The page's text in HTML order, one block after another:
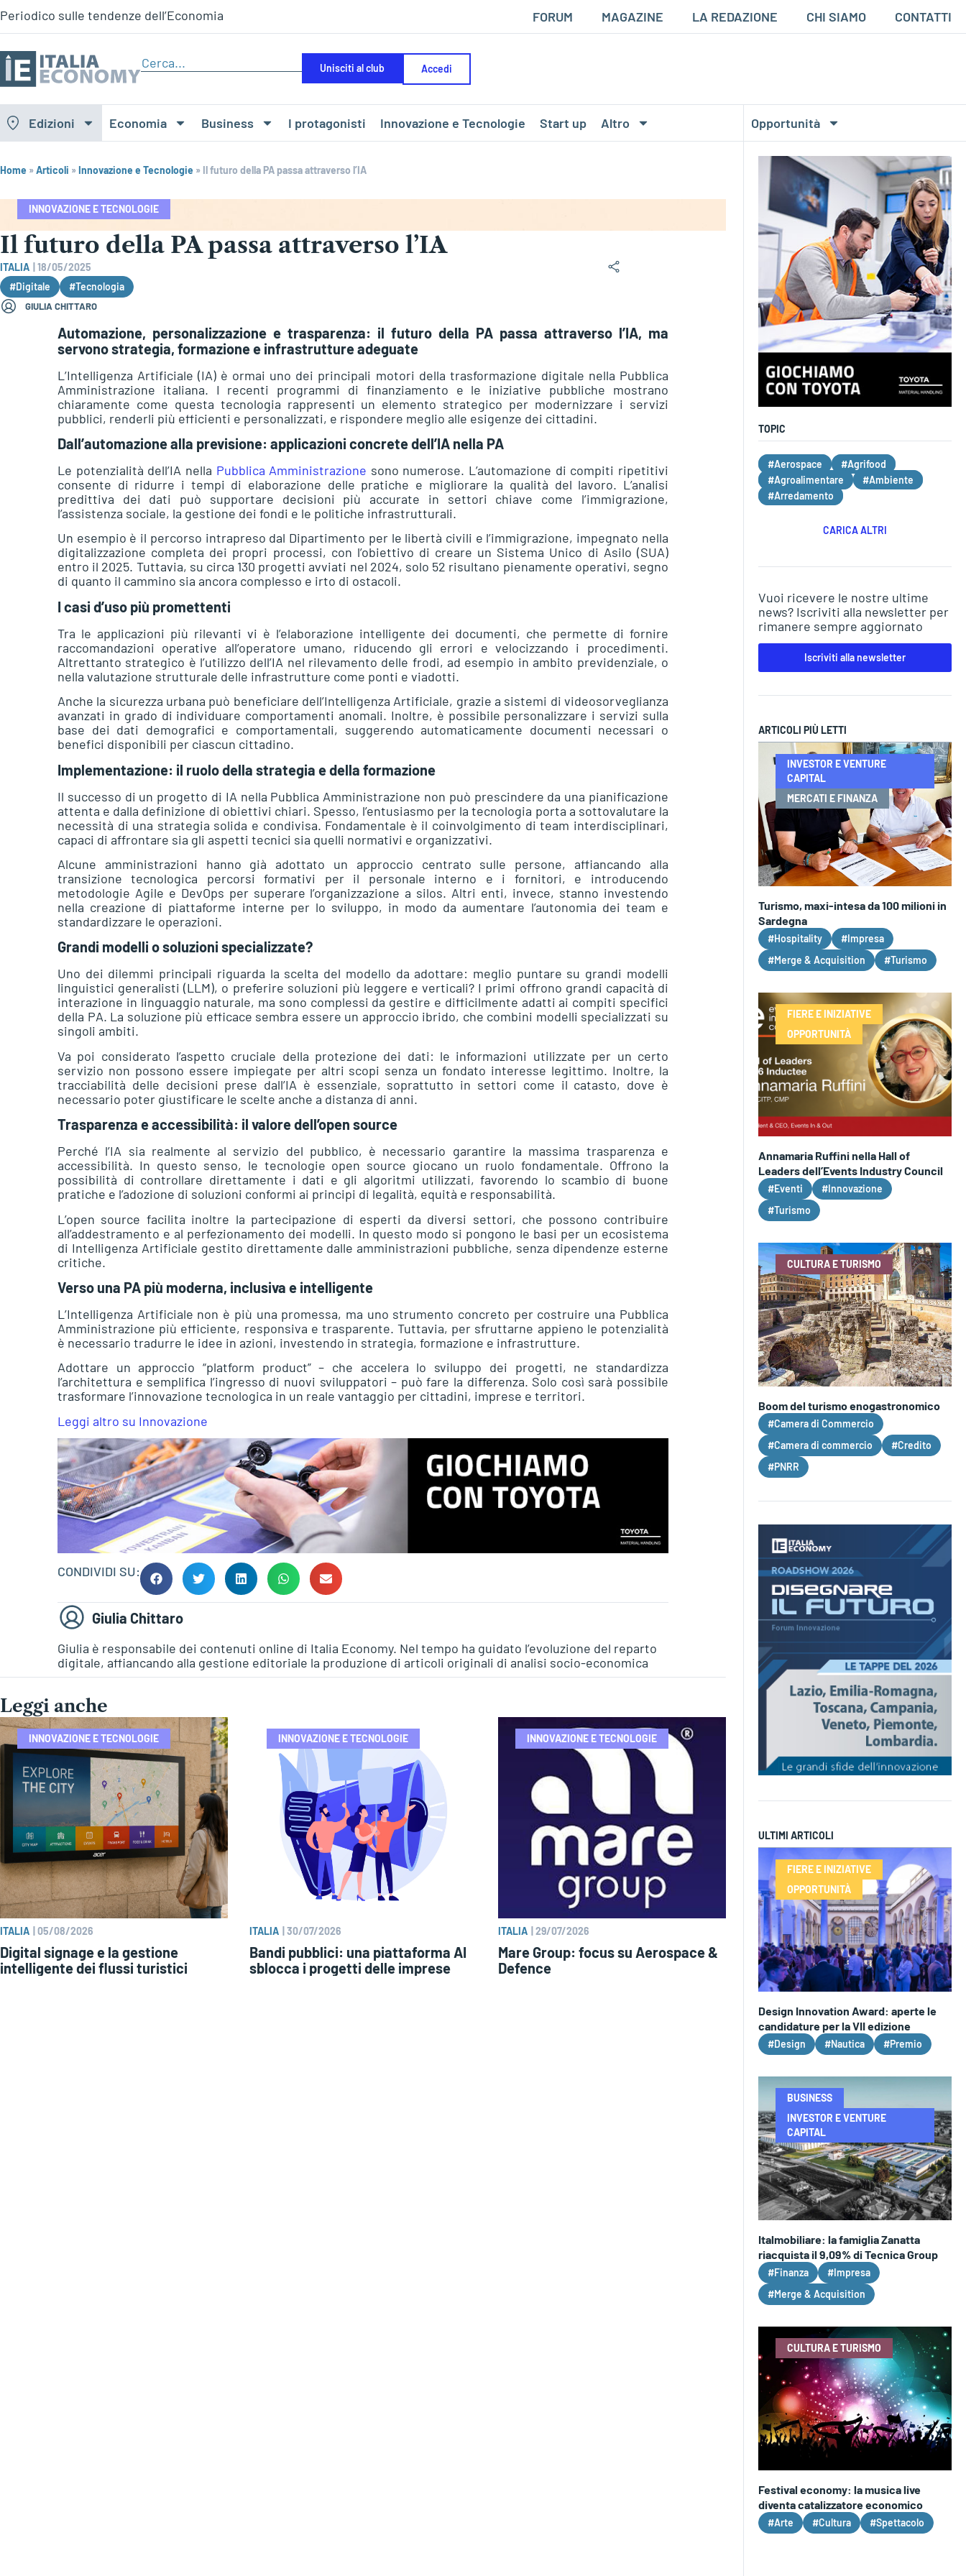
Periodico sulle tendenze dell’Economia FORUM MAGAZINE LA REDAZIONE CHI SIAMO CONTATTI
Unisciti al club Accedi
Edizioni Economia Business I protagonisti Innovazione e Tecnologie Start up Altro Opportunità
Home »Articoli »Innovazione e Tecnologie » Il futuro della PA passa attraverso l’IA
INNOVAZIONE E TECNOLOGIE
Il futuro della PA passa attraverso l’IA
ITALIA
18/05/2025
#Digitale
#Tecnologia
GIULIA CHITTARO
Automazione, personalizzazione e trasparenza: il futuro della PA passa attraverso l’IA, ma
servono strategia, formazione e infrastrutture adeguate
L’Intelligenza Artificiale (IA) è ormai uno dei principali motori della trasformazione digitale nella Pubblica
Amministrazione italiana. I recenti programmi di finanziamento e le iniziative pubbliche mostrano
chiaramente come questa tecnologia rappresenti un elemento strategico per modernizzare i servizi
pubblici, renderli più efficienti e personalizzati, e rispondere meglio alle esigenze dei cittadini.
Dall’automazione alla previsione: applicazioni concrete dell’IA nella PA
Le potenzialità dell’IA nella Pubblica Amministrazione sono numerose. L’automazione di compiti ripetitivi
consente di ridurre i tempi di elaborazione delle pratiche e migliorare la qualità del lavoro. L’analisi
predittiva dei dati può supportare decisioni più accurate in settori chiave come l’immigrazione,
l’assistenza sociale, la gestione dei fondi e le politiche infrastrutturali.
Un esempio è il percorso intrapreso dal Dipartimento per le libertà civili e l’immigrazione, impegnato nella
digitalizzazione completa dei propri processi, con l’obiettivo di creare un Sistema Unico di Asilo (SUA)
entro il 2025. Tuttavia, su circa 130 progetti avviati nel 2024, solo 52 risultano pienamente operativi, segno
di quanto il cammino sia ancora complesso e irto di ostacoli.
I casi d’uso più promettenti
Tra le applicazioni più rilevanti vi è l’elaborazione intelligente dei documenti, che permette di fornire
raccomandazioni operative all’operatore umano, riducendo gli errori e velocizzando i procedimenti.
Altrettanto strategico è l’utilizzo dell’IA nel rilevamento delle frodi, ad esempio in ambito previdenziale, o
nella valutazione strutturale delle infrastrutture come ponti e viadotti.
Anche la sicurezza urbana può beneficiare dell’Intelligenza Artificiale, grazie a sistemi di videosorveglianza
avanzati in grado di individuare comportamenti anomali. Inoltre, è possibile personalizzare i servizi sulla
base dei dati demografici e comportamentali, suggerendo automaticamente documenti necessari o
benefici disponibili per ciascun cittadino.
Implementazione: il ruolo della strategia e della formazione
Il successo di un progetto di IA nella Pubblica Amministrazione non può prescindere da una pianificazione
attenta e dalla definizione di obiettivi chiari. Spesso, l’entusiasmo per la tecnologia porta a sottovalutare la
necessità di una strategia solida e condivisa. Fondamentale è il coinvolgimento di team interdisciplinari,
capaci di affrontare sia gli aspetti tecnici sia quelli normativi e organizzativi.
Alcune amministrazioni hanno già adottato un approccio centrato sulle persone, affiancando alla
transizione tecnologica percorsi formativi per il personale interno e i fornitori, e introducendo
metodologie Agile e DevOps per superare l’organizzazione a silos. Altri enti, invece, stanno investendo
nella creazione di piattaforme interne per lo sviluppo, in modo da aumentare l’autonomia dei team e
standardizzare le operazioni.
Grandi modelli o soluzioni specializzate?
Uno dei dilemmi principali riguarda la scelta del modello da adottare: meglio puntare su grandi modelli
linguistici generalisti (LLM), o preferire soluzioni più leggere e verticali? I primi offrono grandi capacità di
interazione in linguaggio naturale, ma sono complessi da gestire e difficilmente adatti ai compiti specifici
della PA. La soluzione più efficace sembra essere un approccio ibrido, che combini modelli specializzati su
singoli ambiti.
Va poi considerato l’aspetto cruciale della protezione dei dati: le informazioni utilizzate per un certo
servizio non possono essere impiegate per altri scopi senza un fondato interesse legittimo. Inoltre, la
tracciabilità delle decisioni prese dall’IA è essenziale, soprattutto in settori come il catasto, dove è
necessario poter giustificare le scelte anche a distanza di anni.
Trasparenza e accessibilità: il valore dell’open source
Perché l’IA sia realmente al servizio del pubblico, è necessario garantire la massima trasparenza e
accessibilità. In questo senso, le tecnologie open source giocano un ruolo fondamentale. Offrono la
possibilità di controllare direttamente i dati e gli algoritmi utilizzati, favorendo lo scambio di buone
pratiche e l’adozione di soluzioni conformi ai principi di legalità, equità e responsabilità.
L’open source facilita inoltre la partecipazione di esperti da diversi settori, che possono contribuire
all’addestramento e al perfezionamento dei modelli. In questo modo si pongono le basi per un ecosistema
di Intelligenza Artificiale gestito direttamente dalle amministrazioni pubbliche, senza dipendenze esterne
critiche.
Verso una PA più moderna, inclusiva e intelligente
L’Intelligenza Artificiale non è più una promessa, ma uno strumento concreto per costruire una Pubblica
Amministrazione più efficiente, responsiva e trasparente. Tuttavia, per sfruttarne appieno le potenzialità
è necessario tradurre le idee in azioni, investendo in strategia, formazione e infrastrutture.
Adottare un approccio “platform product” – che accelera lo sviluppo dei progetti, ne standardizza
l’architettura e semplifica l’ingresso di nuovi sviluppatori – può fare la differenza. Solo così sarà possibile
trasformare l’innovazione tecnologica in un reale vantaggio per cittadini, imprese e territori.
Leggi altro su Innovazione
CONDIVIDI SU:
Giulia Chittaro
Giulia è responsabile dei contenuti online di Italia Economy. Nel tempo ha guidato l’evoluzione del reparto
digitale, affiancando alla gestione editoriale la produzione di articoli originali di analisi socio-economica
Leggi anche
INNOVAZIONE E TECNOLOGIE
ITALIA 05/08/2026
Digital signage e la gestione
intelligente dei flussi turistici
INNOVAZIONE E TECNOLOGIE
ITALIA 30/07/2026
Bandi pubblici: una piattaforma AI
sblocca i progetti delle imprese
INNOVAZIONE E TECNOLOGIE
ITALIA |29/07/2026
Mare Group: focus su Aerospace &
Defence
TOPIC
#Aerospace
#Agrifood
#Agroalimentare
#Ambiente
#Arredamento
CARICA ALTRI
Vuoi ricevere le nostre ultime
news? Iscriviti alla newsletter per
rimanere sempre aggiornato
Iscriviti alla newsletter
ARTICOLI PIÙ LETTI
INVESTOR E VENTURE
CAPITAL
MERCATI E FINANZA
Turismo, maxi-intesa da 100 milioni in
Sardegna
#Hospitality
#Impresa
#Merge & Acquisition
#Turismo
FIERE E INIZIATIVE
OPPORTUNITÀ
Annamaria Ruffini nella Hall of
Leaders dell’Events Industry Council
#Eventi
#Innovazione
#Turismo
CULTURA E TURISMO
Boom del turismo enogastronomico
#Camera di Commercio
#Camera di commercio
#Credito
#PNRR
ULTIMI ARTICOLI
FIERE E INIZIATIVE
OPPORTUNITÀ
Design Innovation Award: aperte le
candidature per la VII edizione
#Design #Nautica #Premio
BUSINESS
INVESTOR E VENTURE
CAPITAL
Italmobiliare: la famiglia Zanatta
riacquista il 9,09% di Tecnica Group
#Finanza
#Impresa
#Merge & Acquisition
CULTURA E TURISMO
Festival economy: la musica live
diventa catalizzatore economico
#Arte #Cultura #Spettacolo